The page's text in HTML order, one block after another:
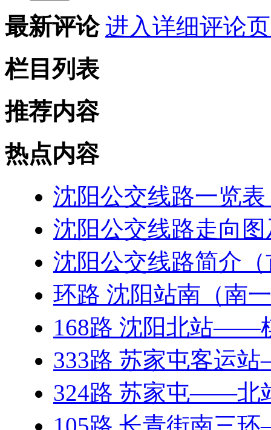
最新评论 进入详细评论
栏目列表
推荐内容
热点内容
沈阳公交线路一览表
沈阳公交线路走向
沈阳公交线路简介
环路 沈阳站南（南
168路 沈阳北站——
333路 苏家屯客运
324路 苏家屯——北